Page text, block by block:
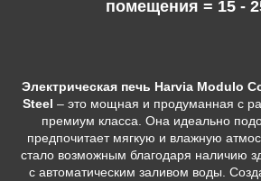
помещения = 15 -
Электрическая печь Harvia Modulo
Steel – это мощная и продуманная с
премиум класса. Она идеально
предпочитает мягкую и влажную
стало возможным благодаря наличию
с автоматическим заливом воды.